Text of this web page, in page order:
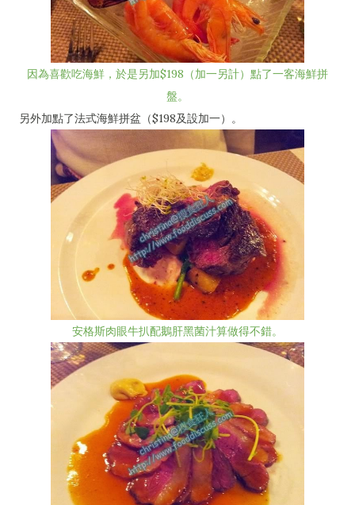
因為喜歡吃海鮮，於是另加$198（加一另計）點了一客海鮮拼
盤。
另外加點了法式海鮮拼盆（$198及設加一）。
安格斯肉眼牛扒配鵝肝黑菌汁算做得不錯。